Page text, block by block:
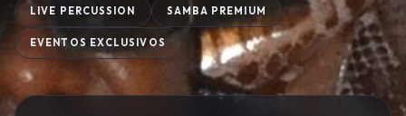
LIVE PERCUSSION SAMBA PREMIUM
EVENTOS EXCLUSIVOS